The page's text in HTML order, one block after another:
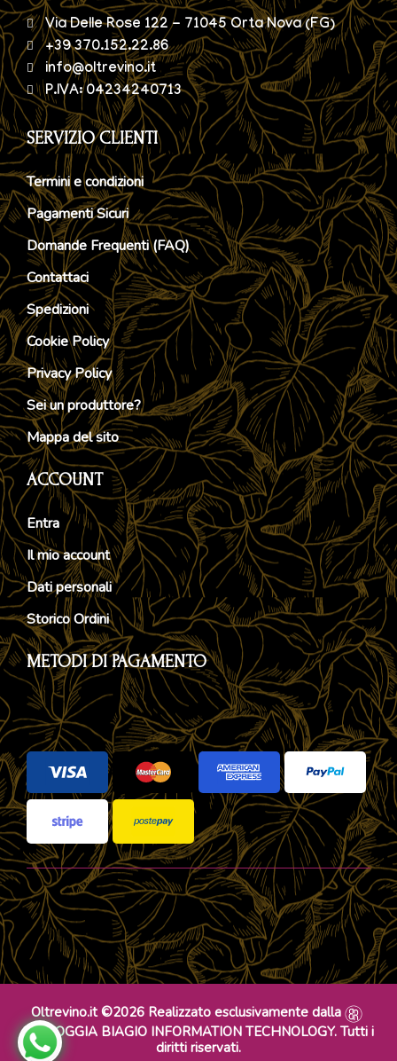
Via Delle Rose 122 - 71045 Orta Nova (FG)
+39 370.152.22.86
info@oltrevino.it
P.IVA: 04234240713
SERVIZIO CLIENTI
Termini e condizioni
Pagamenti Sicuri
Domande Frequenti (FAQ)
Contattaci
Spedizioni
Cookie Policy
Privacy Policy
Sei un produttore?
Mappa del sito
ACCOUNT
Entra
Il mio account
Dati personali
Storico Ordini
METODI DI PAGAMENTO
Oltrevino.it ©2026 Realizzato esclusivamente dalla
DR ROGGIA BIAGIO INFORMATION TECHNOLOGY. Tutti i
diritti riservati.